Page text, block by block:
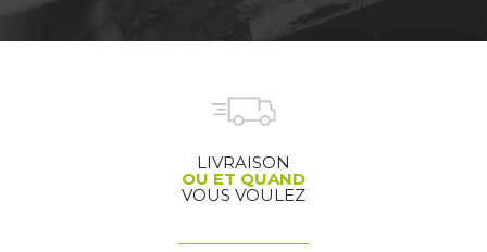
LIVRAISON
OU ET QUAND
VOUS VOULEZ